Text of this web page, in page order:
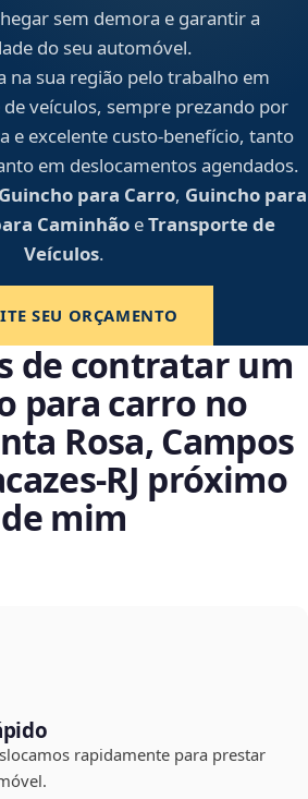
sem demora e garantir a
do seu automóvel.
na sua região pelo trabalho em
veículos, sempre prezando por
e excelente custo-benefício, tanto
em deslocamentos agendados.
Guincho para Carro, Guincho para
CaminhãoeTransporte de
Veículos.
SEU ORÇAMENTO
de contratar um
para carro no
Rosa, Campos
próximo
de mim
rapidamente para prestar